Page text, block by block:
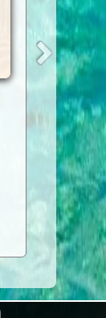
Tiki in
21